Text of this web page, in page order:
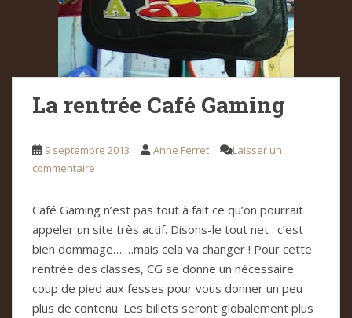
La rentrée Café Gaming
9 septembre 2013 Anne Ferret
Laisser un
commentaire
Café Gaming n’est pas tout à fait ce qu’on pourrait
appeler un site très actif. Disons-le tout net : c’est
bien dommage… …mais cela va changer ! Pour cette
rentrée des classes, CG se donne un nécessaire
coup de pied aux fesses pour vous donner un peu
plus de contenu. Les billets seront globalement plus